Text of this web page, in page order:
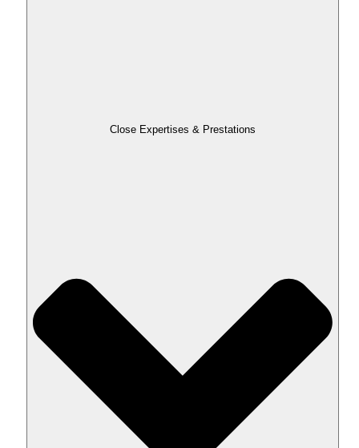
Close Expertises & Prestations